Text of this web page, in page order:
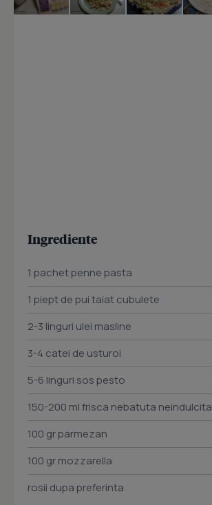
Ingrediente
1 pachet penne pasta
1 piept de pui taiat cubulete
2-3 linguri ulei masline
3-4 catei de usturoi
5-6 linguri sos pesto
150-200 ml frisca nebatuta neindulcita
100 gr parmezan
100 gr mozzarella
rosii dupa preferinta